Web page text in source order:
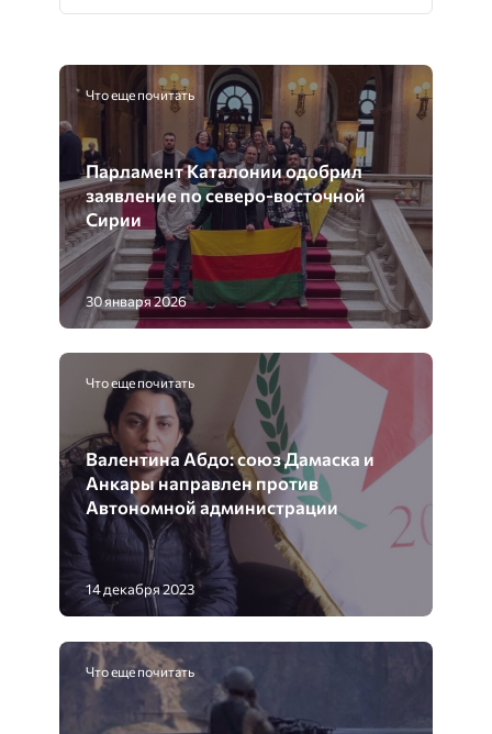
Что еще почитать
Парламент Каталонии одобрил
заявление по северо-восточной
Сирии
30 января 2026
Что еще почитать
Валентина Абдо: союз Дамаска и
Анкары направлен против
Автономной администрации
14 декабря 2023
Что еще почитать